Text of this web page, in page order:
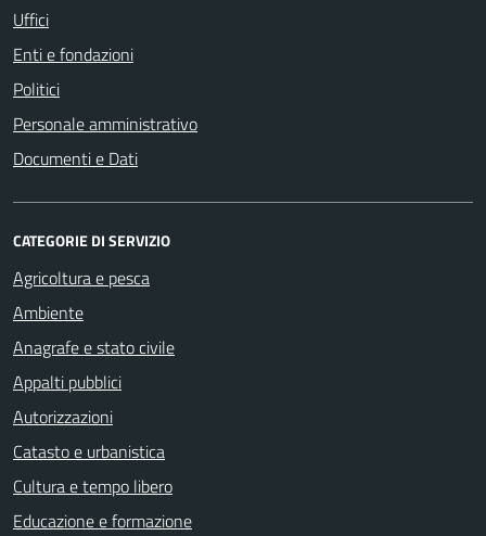
Uffici
Enti e fondazioni
Politici
Personale amministrativo
Documenti e Dati
CATEGORIE DI SERVIZIO
Agricoltura e pesca
Ambiente
Anagrafe e stato civile
Appalti pubblici
Autorizzazioni
Catasto e urbanistica
Cultura e tempo libero
Educazione e formazione